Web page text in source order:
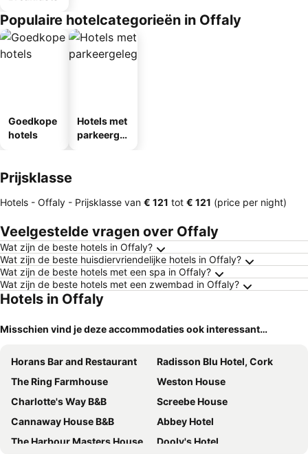
Populaire hotelcategorieën in Offaly
Goedkope
hotels
Hotels met
parkeergel
Prijsklasse
Hotels - Offaly - Prijsklasse van ‎€ 121 tot ‎€ 121 (price per night)
Veelgestelde vragen over Offaly
Wat zijn de beste hotels in Offaly?
Wat zijn de beste huisdiervriendelijke hotels in Offaly?
Wat zijn de beste hotels met een spa in Offaly?
Wat zijn de beste hotels met een zwembad in Offaly?
Hotels in Offaly
Misschien vind je deze accommodaties ook interessant…
Horans Bar and Restaurant
Radisson Blu Hotel, Cork
The Ring Farmhouse
Weston House
Charlotte's Way B&B
Screebe House
Cannaway House B&B
Abbey Hotel
The Harbour Masters House
Dooly's Hotel